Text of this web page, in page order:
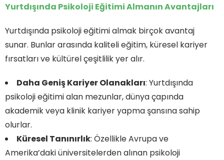
Yurtdışında Psikoloji Eğitimi Almanın Avantajları
Yurtdışında psikoloji eğitimi almak birçok avantaj
sunar. Bunlar arasında kaliteli eğitim, küresel kariyer
fırsatları ve kültürel çeşitlilik yer alır.
Daha Geniş Kariyer Olanakları: Yurtdışında
psikoloji eğitimi alan mezunlar, dünya çapında
akademik veya klinik kariyer yapma şansına sahip
olurlar.
Küresel Tanınırlık: Özellikle Avrupa ve
Amerika’daki üniversitelerden alınan psikoloji